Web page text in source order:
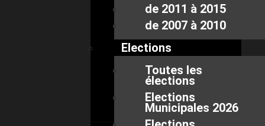
de 2011 à 2015
de 2007 à 2010
Elections
Toutes les
élections
Elections
Municipales 2026